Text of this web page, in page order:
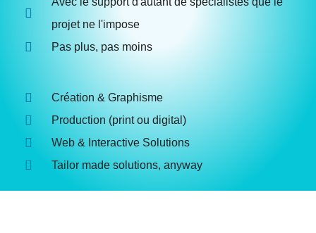
projet ne l'impose
Pas plus, pas moins
Création & Graphisme
Production (print ou digital)
Web & Interactive Solutions
Tailor made solutions, anyway